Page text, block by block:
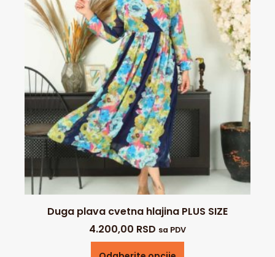
Duga plava cvetna hlajina PLUS SIZE
4.200,00 RSD sa PDV